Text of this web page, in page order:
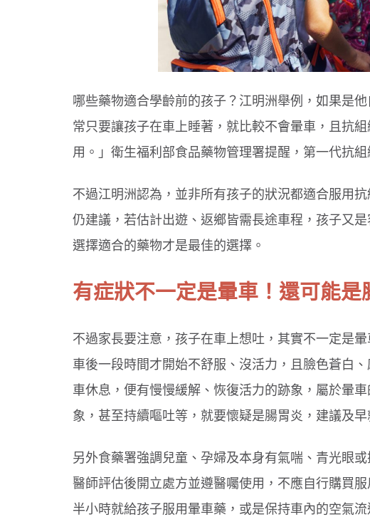
哪些藥物適合學齡前的孩子？江明洲舉例，如果是
常只要讓孩子在車上睡著，就比較不會暈車，且抗
用。」衛生福利部食品藥物管理署提醒，第一代抗
不過江明洲認為，並非所有孩子的狀況都適合服用
仍建議，若估計出遊、返鄉皆需長途車程，孩子又
選擇適合的藥物才是最佳的選擇。
有症狀不一定是暈車！還可能是
不過家長要注意，孩子在車上想吐，其實不一定是
車後一段時間才開始不舒服、沒活力，且臉色蒼白
車休息，便有慢慢緩解、恢復活力的跡象，屬於暈
象，甚至持續嘔吐等，就要懷疑是腸胃炎，建議及早
另外食藥署強調兒童、孕婦及本身有氣喘、青光眼
醫師評估後開立處方並遵醫囑使用，不應自行購買
半小時就給孩子服用暈車藥，或是保持車內的空氣